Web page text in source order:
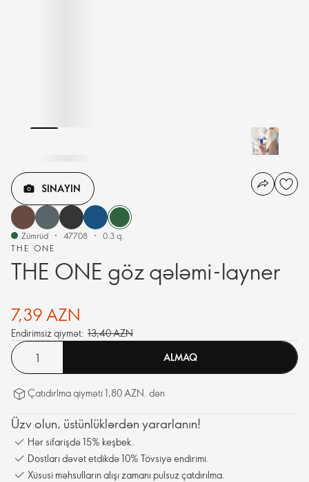
THE ONE
THE ONE göz qələmi-layner
SINAYIN
Zümrüd 47708 0.3 q.
7,39 AZN
Endirimsiz qiymət: 13,40 AZN
ALMAQ
Çatıdırlma qiyməti 1,80 AZN. dən
Üzv olun, üstünlüklərdən yararlanın!
Hər sifarişdə 15% keşbek.
Dostları dəvət etdikdə 10% Tövsiyə endirimi.
Xüsusi məhsulların alışı zamanı pulsuz çatdırılma.